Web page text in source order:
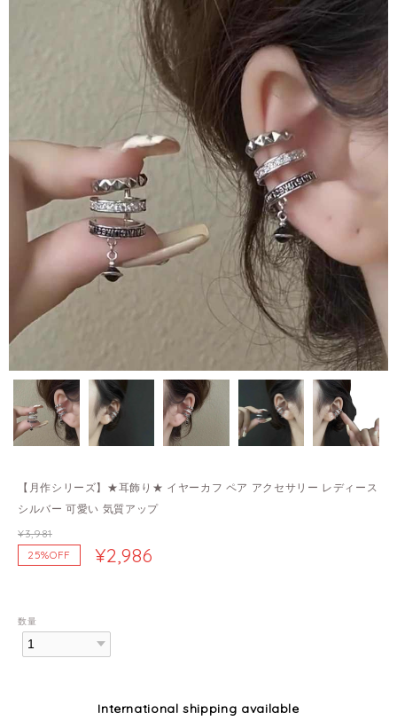
【月作シリーズ】★耳飾り★ イヤーカフ ペア アクセサリー レディース
シルバー 可愛い 気質アップ
¥3,981
25%OFF
¥2,986
数量
International shipping available